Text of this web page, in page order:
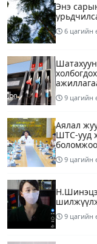
Энэ
6 цагийн
9 цагийн
Аялал
ШТС-ууд
9 цагийн
9 цагийн